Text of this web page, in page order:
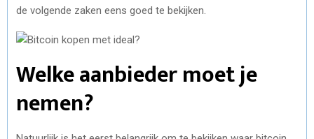
de volgende zaken eens goed te bekijken.
Welke aanbieder moet je
nemen?